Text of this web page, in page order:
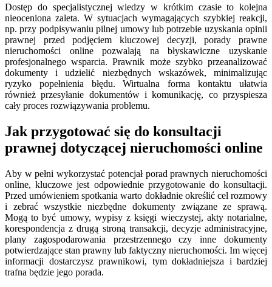
Dostęp do specjalistycznej wiedzy w krótkim czasie to kolejna
nieoceniona zaleta. W sytuacjach wymagających szybkiej reakcji,
np. przy podpisywaniu pilnej umowy lub potrzebie uzyskania opinii
prawnej przed podjęciem kluczowej decyzji, porady prawne
nieruchomości online pozwalają na błyskawiczne uzyskanie
profesjonalnego wsparcia. Prawnik może szybko przeanalizować
dokumenty i udzielić niezbędnych wskazówek, minimalizując
ryzyko popełnienia błędu. Wirtualna forma kontaktu ułatwia
również przesyłanie dokumentów i komunikację, co przyspiesza
cały proces rozwiązywania problemu.
Jak przygotować się do konsultacji
prawnej dotyczącej nieruchomości online
Aby w pełni wykorzystać potencjał porad prawnych nieruchomości
online, kluczowe jest odpowiednie przygotowanie do konsultacji.
Przed umówieniem spotkania warto dokładnie określić cel rozmowy
i zebrać wszystkie niezbędne dokumenty związane ze sprawą.
Mogą to być umowy, wypisy z księgi wieczystej, akty notarialne,
korespondencja z drugą stroną transakcji, decyzje administracyjne,
plany zagospodarowania przestrzennego czy inne dokumenty
potwierdzające stan prawny lub faktyczny nieruchomości. Im więcej
informacji dostarczysz prawnikowi, tym dokładniejsza i bardziej
trafna będzie jego porada.